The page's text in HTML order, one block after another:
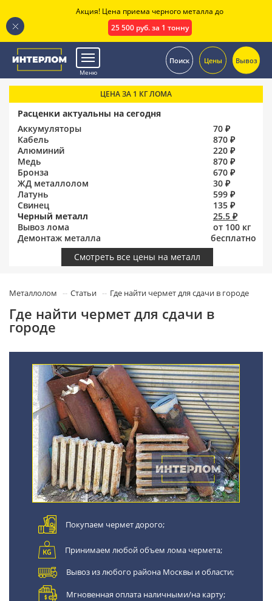
Меню
Поиск Цены Вывоз
ЦЕНА ЗА 1 КГ ЛОМА
Расценки актуальны на сегодня
Аккумуляторы
70 ₽
Кабель
870 ₽
Алюминий
220 ₽
Медь
870 ₽
Бронза
670 ₽
ЖД металлолом
30 ₽
Латунь
599 ₽
Свинец
135 ₽
Черный металл
25.5 ₽
Вывоз лома
от 100 кг
Демонтаж металла
бесплатно
Смотреть все цены на металл
Металлолом Статьи Где найти чермет для сдачи в городе
Где найти чермет для сдачи в
городе
Покупаем чермет дорого;
Принимаем любой объем лома чермета;
Вывоз из любого района Москвы и области;
Мгновенная оплата наличными/на карту;
Акция! Цена приема черного металла до
25 500 руб. за 1 тонну
.